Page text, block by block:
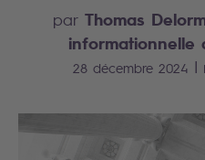
par Thomas
informationnelle
28 décembre 2024 |